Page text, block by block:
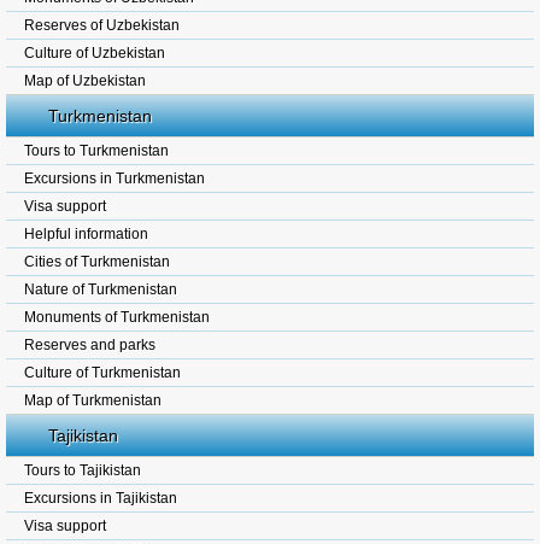
Reserves of Uzbekistan
Culture of Uzbekistan
Map of Uzbekistan
Turkmenistan
Tours to Turkmenistan
Excursions in Turkmenistan
Visa support
Helpful information
Cities of Turkmenistan
Nature of Turkmenistan
Monuments of Turkmenistan
Reserves and parks
Culture of Turkmenistan
Map of Turkmenistan
Tajikistan
Tours to Tajikistan
Excursions in Tajikistan
Visa support